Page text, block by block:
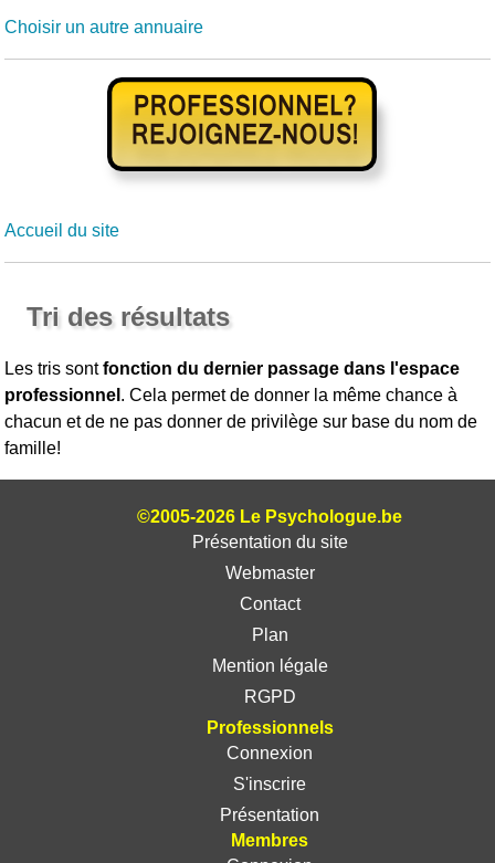
Choisir un autre annuaire
Accueil du site
Tri des résultats
Les tris sontfonction du dernier passage dans l'espace
professionnel . Cela permet de donner la même chance à
chacun et de ne pas donner de privilège sur base du nom de
famille!
©2005-2026 Le Psychologue.be
Présentation du site
Webmaster
Contact
Plan
Mention légale
RGPD
Professionnels
Connexion
S'inscrire
Présentation
Membres